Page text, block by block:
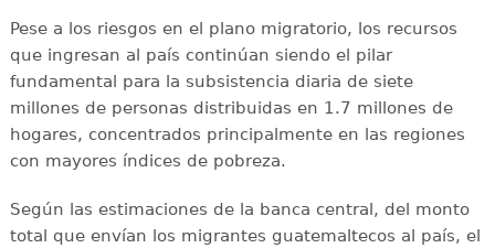
Pese a los riesgos en el plano migratorio, los recursos
que ingresan al país continúan siendo el pilar
fundamental para la subsistencia diaria de siete
millones de personas distribuidas en 1.7 millones de
hogares, concentrados principalmente en las regiones
con mayores índices de pobreza.
Según las estimaciones de la banca central, del monto
total que envían los migrantes guatemaltecos al país, el